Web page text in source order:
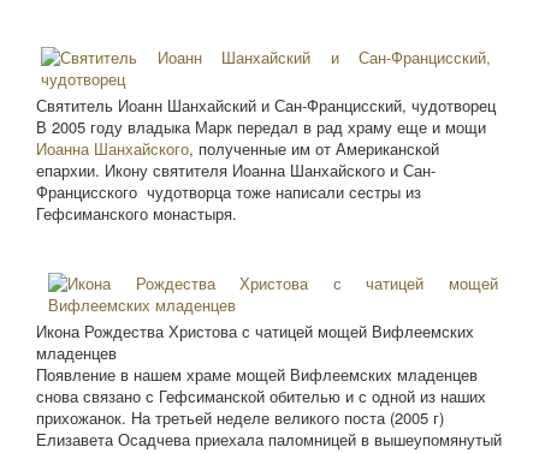
Святитель Иоанн Шанхайский и Сан-Францисский, чудотворец
В 2005 году владыка Марк передал в рад храму еще и мощи
Иоанна Шанхайского, полученные им от Американской
епархии. Икону святителя Иоанна Шанхайского и Сан-
Францисского чудотворца тоже написали сестры из
Гефсиманского монастыря.
Икона Рождества Христова с чатицей мощей Вифлеемских
младенцев
Появление в нашем храме мощей Вифлеемских младенцев
снова связано с Гефсиманской обителью и с одной из наших
прихожанок. На третьей неделе великого поста (2005 г)
Елизавета Осадчева приехала паломницей в вышеупомянутый